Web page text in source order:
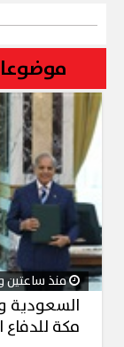
منذ ساعتين و 20
السعودية
مكة للدفاع